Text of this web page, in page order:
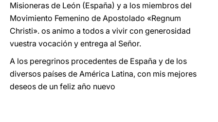
Misioneras de León (España) y a los miembros del
Movimiento Femenino de Apostolado «Regnum
Christi». os animo a todos a vivir con generosidad
vuestra vocación y entrega al Señor.
A los peregrinos procedentes de España y de los
diversos países de América Latina, con mis mejores
deseos de un feliz año nuevo